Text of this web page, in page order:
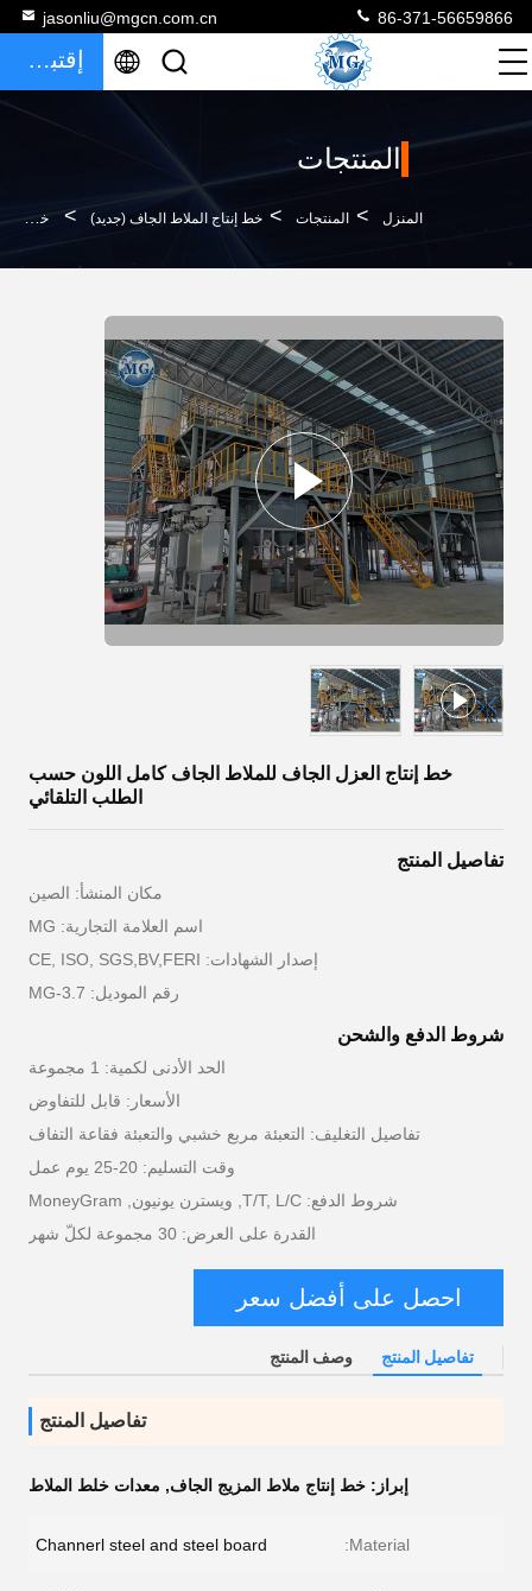
jasonliu@mgcn.com.cn 86-371-56659866
إقتباس
المنتجات
المنزل > المنتجات > خط إنتاج الملاط الجاف (جديد) > خط إنتاج العزل الجاف للملاط الجاف كامل اللون حسب الطلب التلقائي
خط إنتاج العزل الجاف للملاط الجاف كامل اللون حسب
الطلب التلقائي
تفاصيل المنتج
مكان المنشأ: الصين
اسم العلامة التجارية: MG
إصدار الشهادات: CE, ISO, SGS,BV,FERI
رقم الموديل: MG-3.7
شروط الدفع والشحن
الحد الأدنى لكمية: 1 مجموعة
الأسعار: قابل للتفاوض
تفاصيل التغليف: التعبئة مربع خشبي والتعبئة فقاعة التفاف
وقت التسليم: 20-25 يوم عمل
شروط الدفع: T/T, L/C, ويسترن يونيون, MoneyGram
القدرة على العرض: 30 مجموعة لكلّ شهر
احصل على أفضل سعر
تفاصيل المنتج وصف المنتج
تفاصيل المنتج
إبراز: خط إنتاج ملاط ​​المزيج الجاف, معدات خلط الملاط
Material:
Channerl steel and steel board